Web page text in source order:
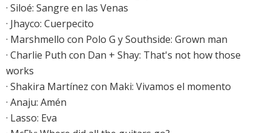
· Siloé: Sangre en las Venas
· Jhayco: Cuerpecito
· Marshmello con Polo G y Southside: Grown man
· Charlie Puth con Dan + Shay: That's not how those
works
· Shakira Martínez con Maki: Vivamos el momento
· Anaju: Amén
· Lasso: Eva